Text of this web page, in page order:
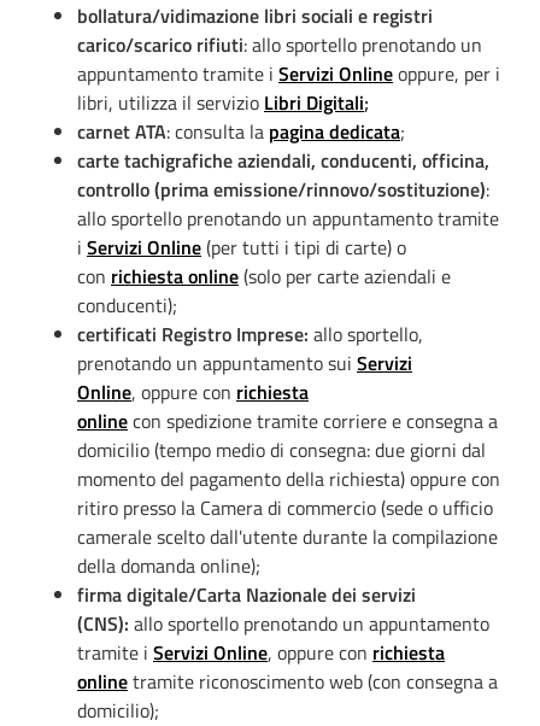
bollatura/vidimazione libri sociali e registri
carico/scarico rifiuti: allo sportello prenotando un
appuntamento tramite i Servizi Onlineoppure, per i
libri, utilizza il servizio Libri Digitali;
carnet ATA: consulta la pagina dedicata;
carte tachigrafiche aziendali, conducenti, officina,
controllo (prima emissione/rinnovo/sostituzione):
allo sportello prenotando un appuntamento tramite
i Servizi Online(per tutti i tipi di carte) o
con richiesta online(solo per carte aziendali e
conducenti);
certificati Registro Imprese: allo sportello,
prenotando un appuntamento sui Servizi
Online, oppure con richiesta
onlinecon spedizione tramite corriere e consegna a
domicilio (tempo medio di consegna: due giorni dal
momento del pagamento della richiesta) oppure con
ritiro presso la Camera di commercio (sede o ufficio
camerale scelto dall'utente durante la compilazione
della domanda online);
firma digitale/Carta Nazionale dei servizi
(CNS): allo sportello prenotando un appuntamento
tramite i Servizi Online, oppure con richiesta
onlinetramite riconoscimento web (con consegna a
domicilio);